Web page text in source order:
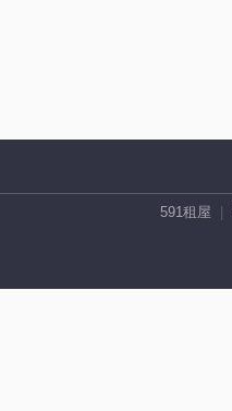
591租屋